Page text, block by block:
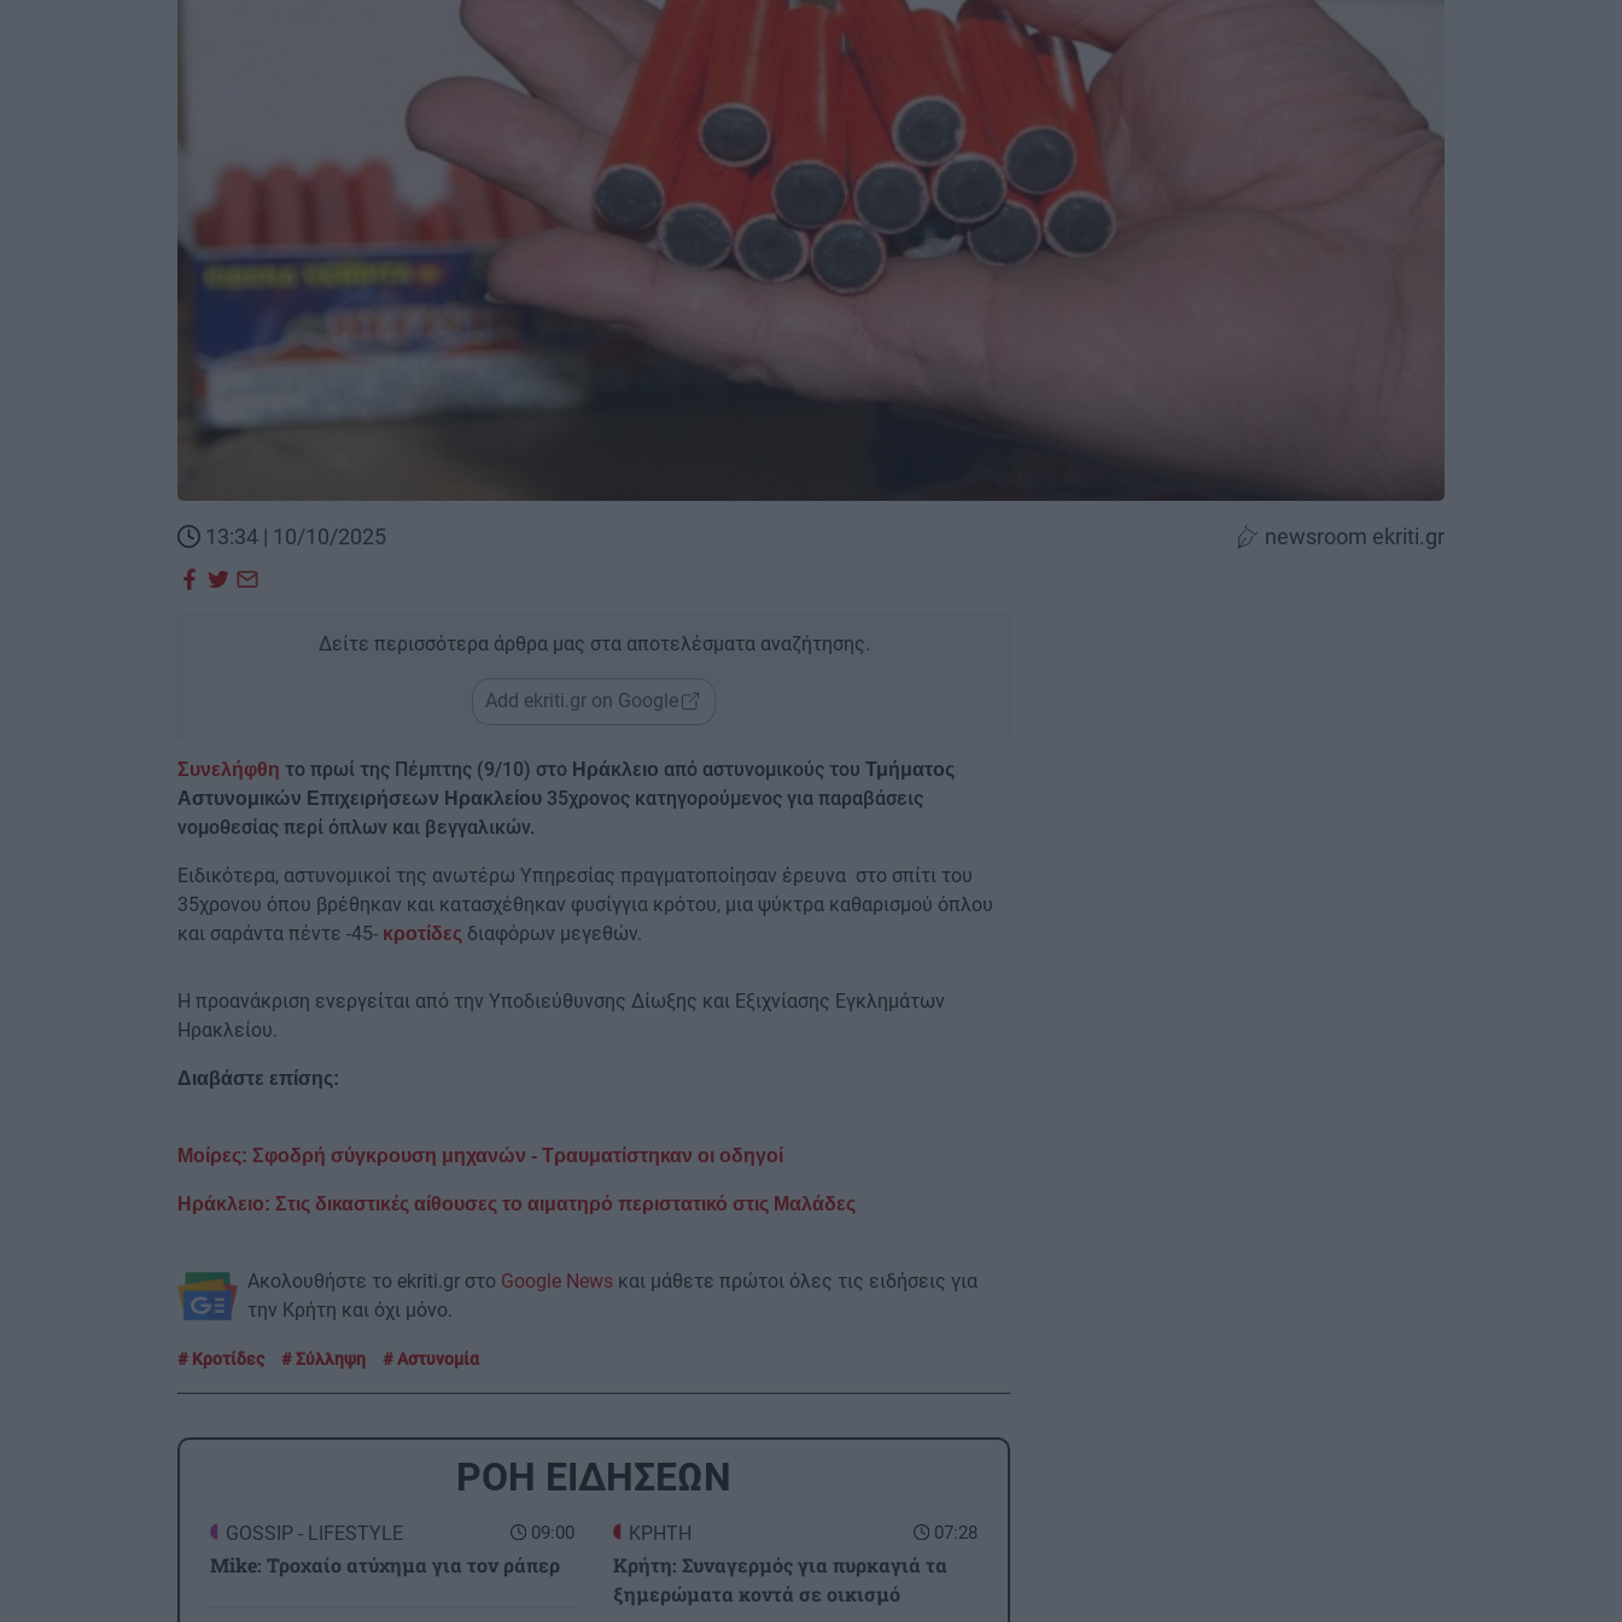
13:34 | 10/10/2025 newsroom ekriti.gr
Δείτε περισσότερα άρθρα μας στα αποτελέσματα αναζήτησης.
Add ekriti.gr on Google
Συνελήφθη το πρωί της Πέμπτης (9/10) στο Ηράκλειο από αστυνομικούς του Τμήματος
Αστυνομικών Επιχειρήσεων Ηρακλείου 35χρονος κατηγορούμενος για παραβάσεις
νομοθεσίας περί όπλων και βεγγαλικών.
Ειδικότερα, αστυνομικοί της ανωτέρω Υπηρεσίας πραγματοποίησαν έρευνα στο σπίτι του
35χρονου όπου βρέθηκαν και κατασχέθηκαν φυσίγγια κρότου, μια ψύκτρα καθαρισμού όπλου
και σαράντα πέντε -45- κροτίδες διαφόρων μεγεθών.
Η προανάκριση ενεργείται από την Υποδιεύθυνσης Δίωξης και Εξιχνίασης Εγκλημάτων
Ηρακλείου.
Διαβάστε επίσης:
Μοίρες: Σφοδρή σύγκρουση μηχανών - Τραυματίστηκαν οι οδηγοί
Ηράκλειο: Στις δικαστικές αίθουσες το αιματηρό περιστατικό στις Μαλάδες
Ακολουθήστε το ekriti.gr στο Google News και μάθετε πρώτοι όλες τις ειδήσεις για
την Κρήτη και όχι μόνο.
Κροτίδες Σύλληψη Αστυνομία
ΡΟΗ ΕΙΔΗΣΕΩΝ
09:00
GOSSIP - LIFESTYLE
Mike: Τροχαίο ατύχημα για τον ράπερ
07:28
ΚΡΗΤΗ
Κρήτη: Συναγερμός για πυρκαγιά τα
ξημερώματα κοντά σε οικισμό